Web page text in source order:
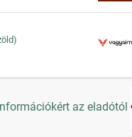
az eladótól